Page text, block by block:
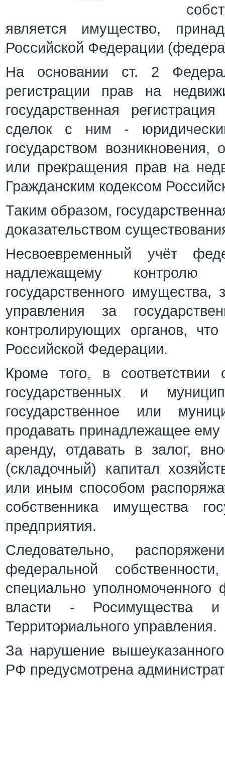
является имущество,
Российской Федерации
На основании ст. 2
регистрации прав на
государственная
сделок с ним -
государством
или прекращения прав на
Гражданским кодексом
Таким образом,
доказательством
Несвоевременный учёт
надлежащему контролю
государственного имущества,
управления за
контролирующих органов,
Российской Федерации.
Кроме того, в
государственных и
государственное или
продавать принадлежащее
аренду, отдавать в залог,
(складочный) капитал
или иным способом
собственника имущества
предприятия.
Следовательно,
федеральной
специально уполномоченного
власти - Росимущества и
Территориального управления.
За нарушение
РФ предусмотрена